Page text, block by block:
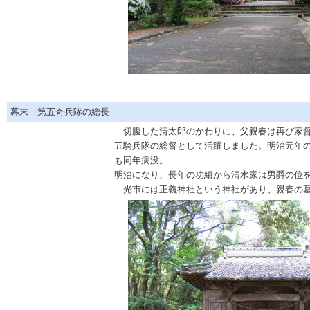
幕末 第五奇兵隊の総長
切腹した清太郎のかわりに、父親春は再び家
五騎兵隊の総督として活躍しました。明治元年
も同年病没。
明治になり、長年の功績から清水家は男爵の位
光市には正義神社という神社があり、親春の